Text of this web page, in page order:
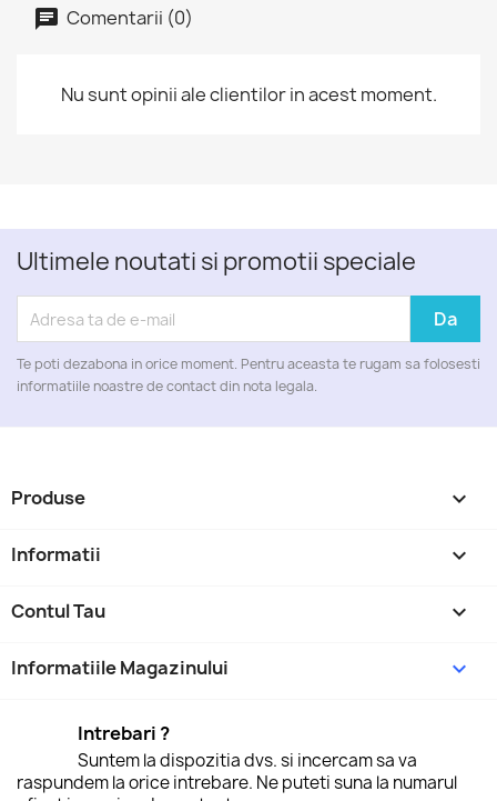
Comentarii (0)
Nu sunt opinii ale clientilor in acest moment.
Ultimele noutati si promotii speciale
Te poti dezabona in orice moment. Pentru aceasta te rugam sa folosesti
informatiile noastre de contact din nota legala.
Produse 
Informatii 
Contul Tau 
Informatiile Magazinului keyboard_arrow_down
Intrebari ?
Suntem la dispozitia dvs. si incercam sa va
raspundem la orice intrebare. Ne puteti suna la numarul